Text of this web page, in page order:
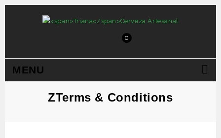
0
MENU
ZTerms & Conditions